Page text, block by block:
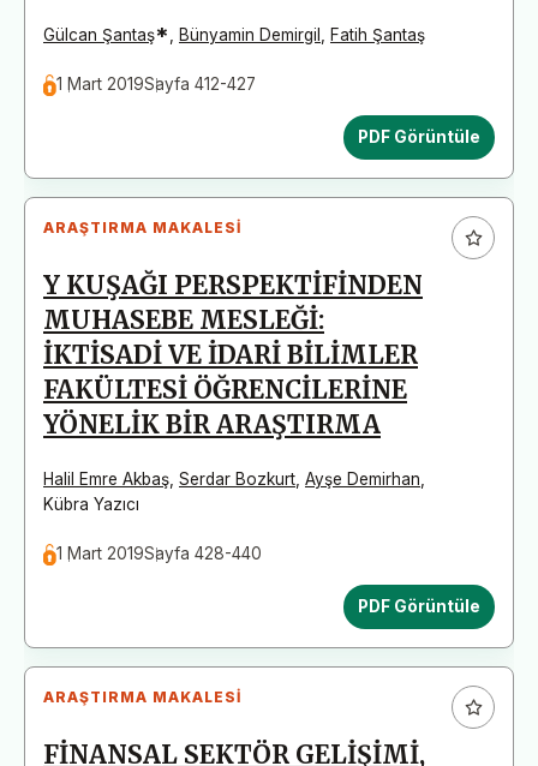
Gülcan Şantaş*, Bünyamin Demirgil , Fatih Şantaş
1 Mart 2019Sayfa 412-427
PDF Görüntüle
ARAŞTIRMA MAKALESI
Y KUŞAĞI PERSPEKTİFİNDEN
MUHASEBE MESLEĞİ:
İKTİSADİ VE İDARİ BİLİMLER
FAKÜLTESİ ÖĞRENCİLERİNE
YÖNELİK BİR ARAŞTIRMA
Halil Emre Akbaş, Serdar Bozkurt, Ayşe Demirhan,
Kübra Yazıcı
1 Mart 2019Sayfa 428-440
PDF Görüntüle
ARAŞTIRMA MAKALESI
FİNANSAL SEKTÖR GELİŞİMİ,